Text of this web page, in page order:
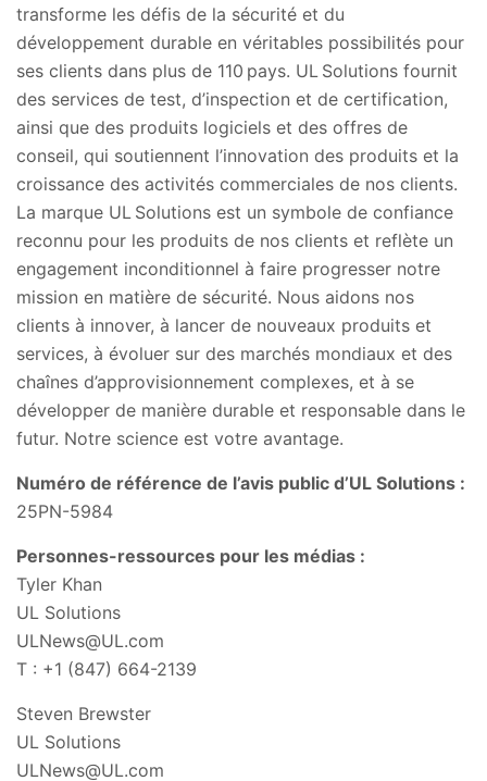
transforme les défis de la sécurité et du
développement durable en véritables possibilités pour
ses clients dans plus de 110 pays. UL Solutions fournit
des services de test, d’inspection et de certification,
ainsi que des produits logiciels et des offres de
conseil, qui soutiennent l’innovation des produits et la
croissance des activités commerciales de nos clients.
La marque UL Solutions est un symbole de confiance
reconnu pour les produits de nos clients et reflète un
engagement inconditionnel à faire progresser notre
mission en matière de sécurité. Nous aidons nos
clients à innover, à lancer de nouveaux produits et
services, à évoluer sur des marchés mondiaux et des
chaînes d’approvisionnement complexes, et à se
développer de manière durable et responsable dans le
futur. Notre science est votre avantage.
Numéro de référence de l’avis public d’UL Solutions :
25PN-5984
Personnes-ressources pour les médias :
Tyler Khan
UL Solutions
ULNews@UL.com
T : +1 (847) 664-2139
Steven Brewster
UL Solutions
ULNews@UL.com